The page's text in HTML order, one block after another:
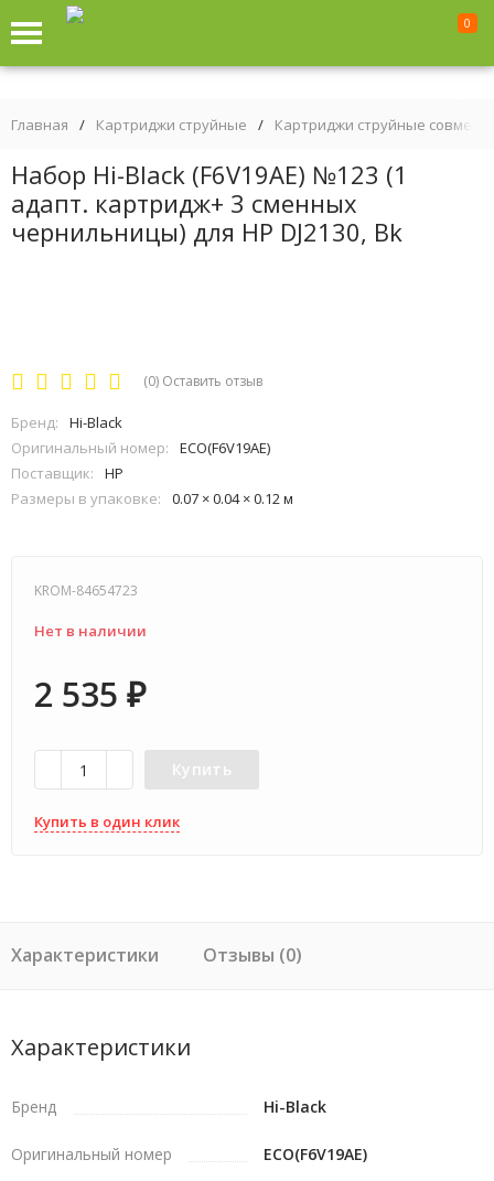
0
Главная / Картриджи струйные / Картриджи струйные
Набор Hi-Black (F6V19AE) №123 (1
адапт. картридж+ 3 сменных
чернильницы) для HP DJ2130, Bk
(0) Оставить отзыв
Бренд:
Hi-Black
Оригинальный номер:
ECO(F6V19AE)
Поставщик:
HP
Размеры в упаковке:
0.07 × 0.04 × 0.12 м
KROM-84654723
Нет в наличии
2 535 ₽
Купить
Купить в один клик
Характеристики Отзывы (0)
Характеристики
Бренд Hi-Black
Оригинальный номер ECO(F6V19AE)